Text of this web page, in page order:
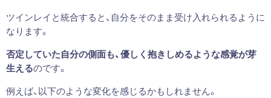
ツインレイと統合すると、自分をそのまま受け入れられるように
なります。
否定していた自分の側面も、優しく抱きしめるような感覚が芽
生えるのです。
例えば、以下のような変化を感じるかもしれません。